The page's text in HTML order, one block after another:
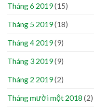
Tháng 6 2019(15)
Tháng 5 2019(18)
Tháng 4 2019(9)
Tháng 3 2019(9)
Tháng 2 2019(2)
Tháng mười một 2018 (2)